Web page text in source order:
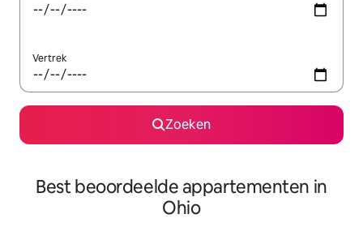
Vertrek
Zoeken
Best beoordeelde appartementen in
Ohio